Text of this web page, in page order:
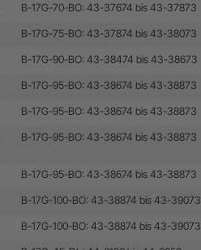
B-17G-70-BO: 43-37674 bis 43-37873
B-17G-75-BO: 43-37874 bis 43-38073
B-17G-90-BO: 43-38474 bis 43-38673
B-17G-95-BO: 43-38674 bis 43-38873
B-17G-95-BO: 43-38674 bis 43-38873
B-17G-95-BO: 43-38674 bis 43-38873
B-17G-95-BO: 43-38674 bis 43-38873
B-17G-100-BO: 43-38874 bis 43-39073
B-17G-100-BO: 43-38874 bis 43-39073